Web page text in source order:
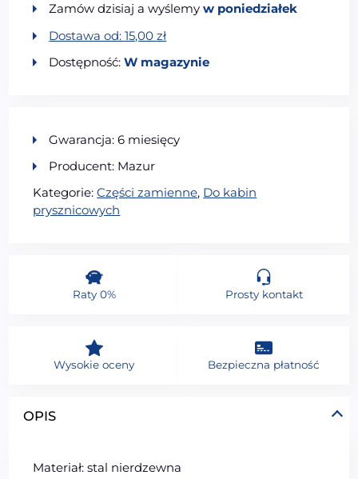
OPIS
Materiał: stal nierdzewna
Zamów dzisiaj a wyślemyw poniedziałek
Dostawa od:15,00zł
Dostępność:W magazynie
Gwarancja: 6 miesięcy
Producent: Mazur
Kategorie:Części zamienne, Do kabin
prysznicowych
Raty 0% Prosty kontakt
Wysokie oceny Bezpieczna płatność